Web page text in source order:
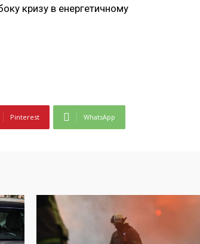
кризу в енергетичному
Pinterest WhatsApp